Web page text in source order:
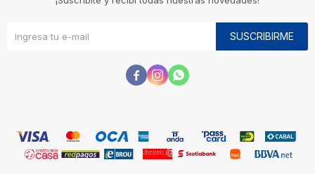
SUSCRIBIRME
  